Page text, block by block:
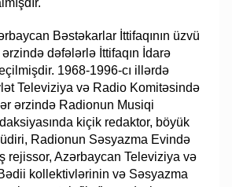
Bəstəkarlar İttifaqının üzvü
dəfələrlə İttifaqın İdarə
1968-1996-cı illərdə
Televiziya və Radio Komitəsində
ərzində Radionun Musiqi
kiçik redaktor, böyük
Radionun Səsyazma Evində
rejissor, Azərbaycan Televiziya və
kollektivlərinin və Səsyazma